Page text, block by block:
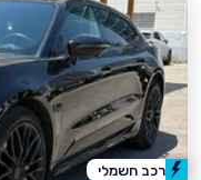
רכב חשמלי